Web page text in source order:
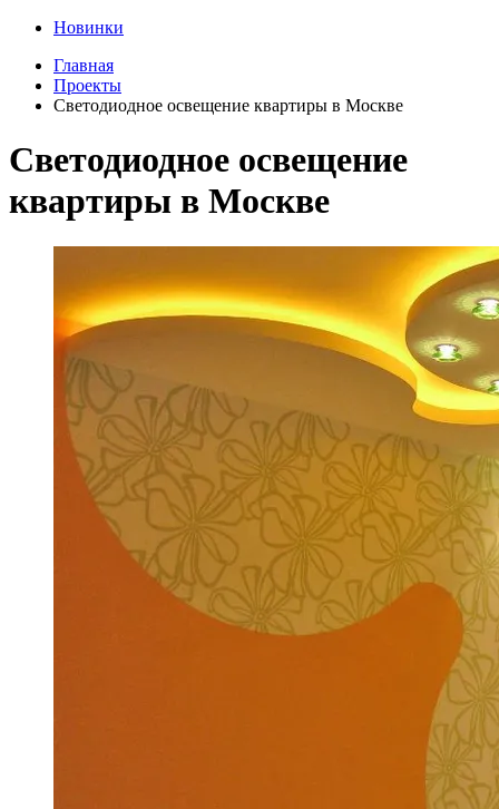
Новинки
Главная
Проекты
Светодиодное освещение квартиры в Москве
Светодиодное освещение
квартиры в Москве